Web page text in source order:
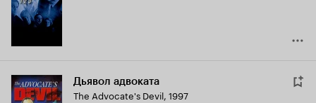
5.8
Дьявол адвоката
The Advocate's Devil, 1997